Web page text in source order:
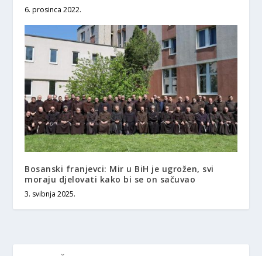
6. prosinca 2022.
Bosanski franjevci: Mir u BiH je ugrožen, svi
moraju djelovati kako bi se on sačuvao
3. svibnja 2025.